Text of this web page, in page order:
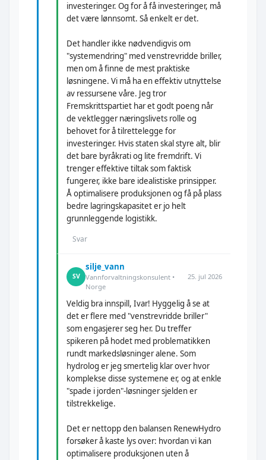
investeringer. Og for å få investeringer, må
det være lønnsomt. Så enkelt er det.
Det handler ikke nødvendigvis om
"systemendring" med venstrevridde briller,
men om å finne de mest praktiske
løsningene. Vi må ha en effektiv utnyttelse
av ressursene våre. Jeg tror
Fremskrittspartiet har et godt poeng når
de vektlegger næringslivets rolle og
behovet for å tilrettelegge for
investeringer. Hvis staten skal styre alt, blir
det bare byråkrati og lite fremdrift. Vi
trenger effektive tiltak som faktisk
fungerer, ikke bare idealistiske prinsipper.
Å optimalisere produksjonen og få på plass
bedre lagringskapasitet er jo helt
grunnleggende logistikk.
Svar
SV
silje_vann
Vannforvaltningskonsulent •
Norge
25. jul 2026
Veldig bra innspill, Ivar! Hyggelig å se at
det er flere med "venstrevridde briller"
som engasjerer seg her. Du treffer
spikeren på hodet med problematikken
rundt markedsløsninger alene. Som
hydrolog er jeg smertelig klar over hvor
komplekse disse systemene er, og at enkle
"spade i jorden"-løsninger sjelden er
tilstrekkelige.
Det er nettopp den balansen RenewHydro
forsøker å kaste lys over: hvordan vi kan
optimalisere produksjonen uten å